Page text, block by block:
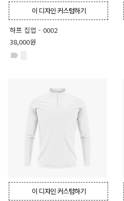
이 디자인 커스텀하기
하프 집업 - 0002
38,000원
label
이 디자인 커스텀하기